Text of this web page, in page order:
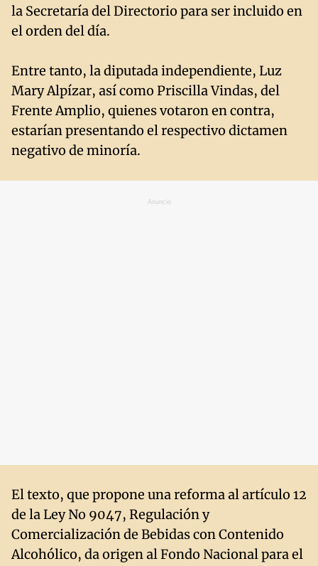
la Secretaría del Directorio para ser incluido en
el orden del día.
Entre tanto, la diputada independiente, Luz
Mary Alpízar, así como Priscilla Vindas, del
Frente Amplio, quienes votaron en contra,
estarían presentando el respectivo dictamen
negativo de minoría.
Anuncio
El texto, que propone una reforma al artículo 12
de la Ley No 9047, Regulación y
Comercialización de Bebidas con Contenido
Alcohólico, da origen al Fondo Nacional para el